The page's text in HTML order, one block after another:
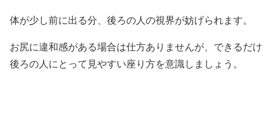
体が少し前に出る分、後ろの人の視界が妨げられます。
お尻に違和感がある場合は仕方ありませんが、できるだけ
後ろの人にとって見やすい座り方を意識しましょう。